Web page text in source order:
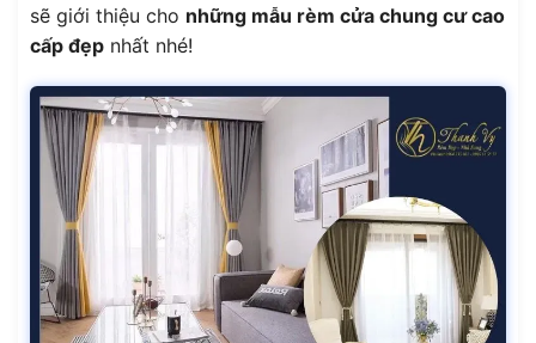
sẽ giới thiệu cho những mẫu rèm cửa chung cư cao
cấp đẹp nhất nhé!